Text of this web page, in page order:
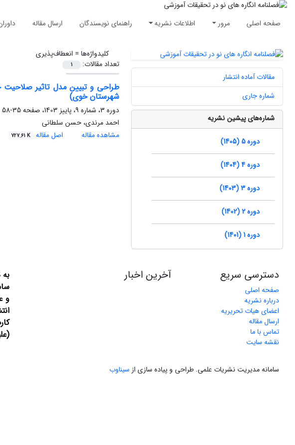
صفحه اصلی مرور اطلاعات نشریه راهنمای نویسندگان ارسال مقاله
کلیدواژه‌ها = انعطاف‌پذیری
تعداد مقالات:
1
طراحی و تبیین مدل تاثیر صلاحیت
شهرستان خوی)
دوره 3، شماره 9، پاییز 1403، صفحه
35-58
احمد مرندی، حسن سلطانی
مشاهده مقاله
اصل مقاله 727.61 K
مقالات آماده انتشار
شماره جاری
شماره‌های پیشین نشریه
دوره 5 (1405)
دوره 4 (1404)
دوره 3 (1403)
دوره 2 (1402)
دوره 1 (1401)
دسترسی سریع
صفحه اصلی
درباره نشریه
اعضای هیات تحریریه
ارسال مقاله
تماس با ما
نقشه سایت
آخرین اخبار
و
سامانه مدیریت نشریات علمی. طراحی و پیاده سازی از سیناوب